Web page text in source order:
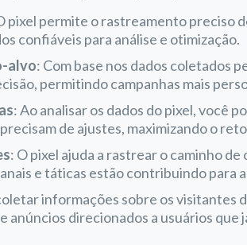
pixel permite o rastreamento preciso
confiáveis para análise e otimização.
alvo: Com base nos dados coletados
permitindo campanhas mais
: Ao analisar os dados do pixel, você
de ajustes, maximizando o
: O pixel ajuda a rastrear o caminho
e táticas estão contribuindo para
informações sobre os visitantes
anúncios direcionados a usuários que